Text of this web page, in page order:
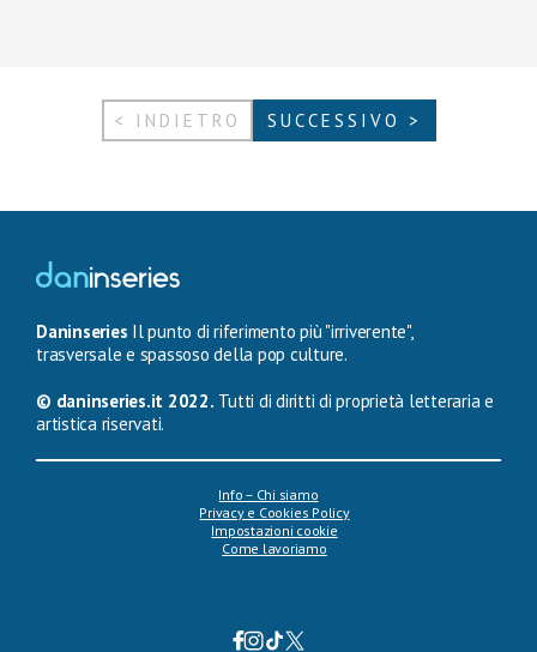
< INDIETRO SUCCESSIVO >
Daninseries Il punto di riferimento più "irriverente",
trasversale e spassoso della pop culture.
© daninseries.it 2022. Tutti di diritti di proprietà letteraria e
artistica riservati.
Info – Chi siamo
Privacy e Cookies Policy
Impostazioni cookie
Come lavoriamo